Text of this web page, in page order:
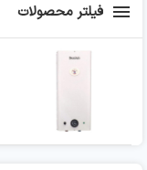
فیلتر محصولات